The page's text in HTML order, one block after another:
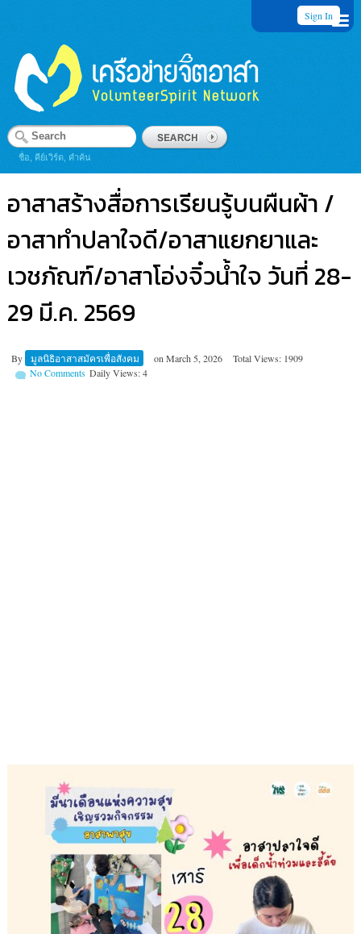
Sign In
ชื่อ, คีย์เวิร์ด, คำค้น
อาสาสร้างสื่อการเรียนรู้บนผืนผ้า /
อาสาทำปลาใจดี/อาสาแยกยาและ
เวชภัณฑ์/อาสาโอ่งจิ๋วน้ำใจ วันที่ 28-
29 มี.ค. 2569
By มูลนิธิอาสาสมัครเพื่อสังคม on March 5, 2026
Total Views: 1909
Daily Views: 4
No Comments